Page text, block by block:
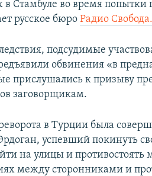
в Стамбуле во время попытки
русское бюроРадио Свобода.
подсудимые
обвинения «в
прислушались к призыву
заговорщикам.
в Турции была
успевший покинуть
на улицы и
между сторонниками и